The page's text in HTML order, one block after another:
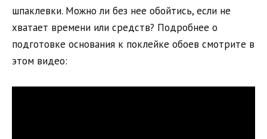
шпаклевки. Можно ли без нее обойтись, если не
хватает времени или средств? Подробнее о
подготовке основания к поклейке обоев смотрите в
этом видео: